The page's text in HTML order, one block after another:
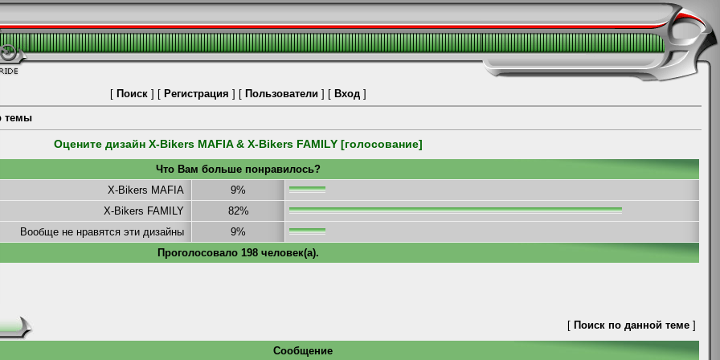
[ Поиск ] [ Регистрация ] [ Пользователи ] [ Вход ]
темы
Оцените дизайн X-Bikers MAFIA & X-Bikers FAMILY [голосование]
Что Вам больше понравилось?
X-Bikers MAFIA
9%
X-Bikers FAMILY
82%
Вообще не нравятся эти дизайны
9%
Проголосовало 198 человек(а).
[ Поиск по данной теме ]
Сообщение